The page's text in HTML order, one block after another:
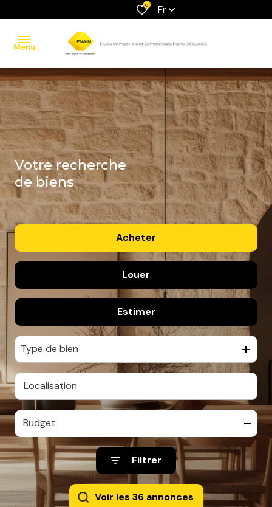
0 Fr
Menu
accueil
ventes
locations
estimation
contact
votre recherche
de biens
Acheter
Louer
De l'immo pro
Estimer
Type de bien
Budget
Filtrer
Voir les 36annonces